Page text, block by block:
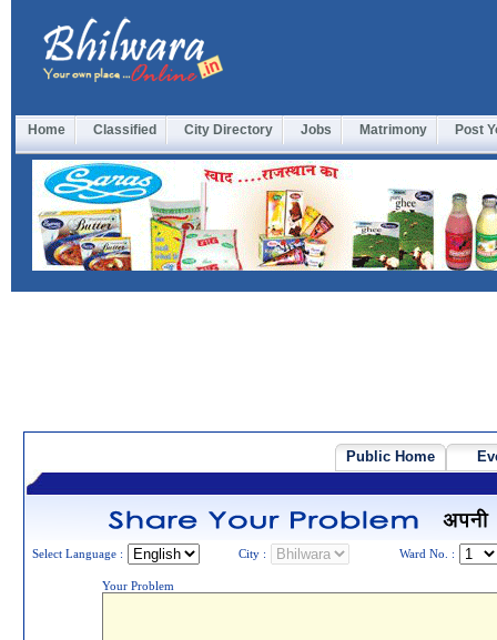
Home Classified City Directory Jobs Matrimony Post
Public Home
Select Language : City : Ward No. :
Your Problem